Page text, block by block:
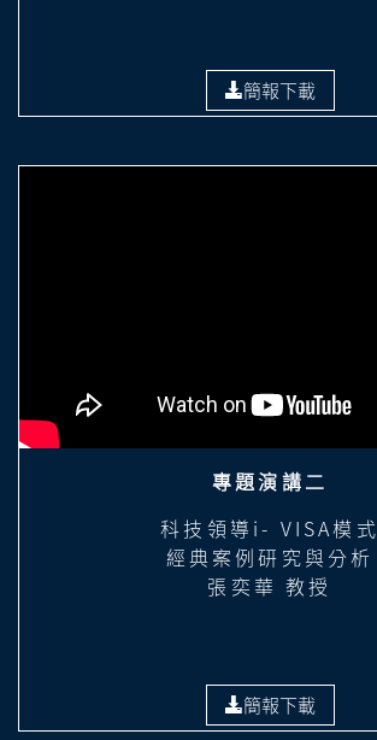
簡報下載
專題演講二
科技領導i- VISA模式
經典案例研究與分析
張奕華 教授
簡報下載